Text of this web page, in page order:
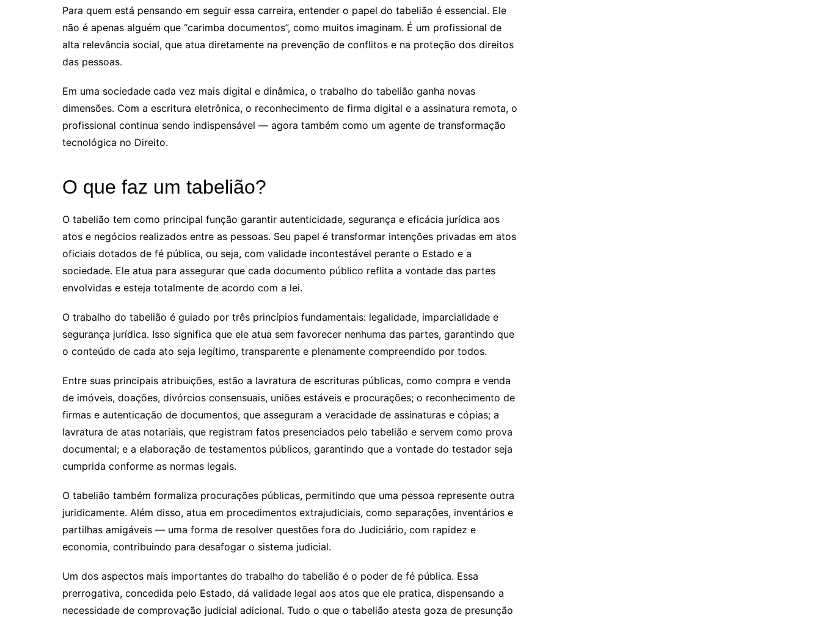
Para quem está pensando em seguir essa carreira, entender o papel do tabelião é essencial. Ele
não é apenas alguém que “carimba documentos”, como muitos imaginam. É um profissional de
alta relevância social, que atua diretamente na prevenção de conflitos e na proteção dos direitos
das pessoas.
Em uma sociedade cada vez mais digital e dinâmica, o trabalho do tabelião ganha novas
dimensões. Com a escritura eletrônica, o reconhecimento de firma digital e a assinatura remota, o
profissional continua sendo indispensável — agora também como um agente de transformação
tecnológica no Direito.
O que faz um tabelião?
O tabelião tem como principal função garantir autenticidade, segurança e eficácia jurídica aos
atos e negócios realizados entre as pessoas. Seu papel é transformar intenções privadas em atos
oficiais dotados de fé pública, ou seja, com validade incontestável perante o Estado e a
sociedade. Ele atua para assegurar que cada documento público reflita a vontade das partes
envolvidas e esteja totalmente de acordo com a lei.
O trabalho do tabelião é guiado por três princípios fundamentais: legalidade, imparcialidade e
segurança jurídica. Isso significa que ele atua sem favorecer nenhuma das partes, garantindo que
o conteúdo de cada ato seja legítimo, transparente e plenamente compreendido por todos.
Entre suas principais atribuições, estão a lavratura de escrituras públicas, como compra e venda
de imóveis, doações, divórcios consensuais, uniões estáveis e procurações; o reconhecimento de
firmas e autenticação de documentos, que asseguram a veracidade de assinaturas e cópias; a
lavratura de atas notariais, que registram fatos presenciados pelo tabelião e servem como prova
documental; e a elaboração de testamentos públicos, garantindo que a vontade do testador seja
cumprida conforme as normas legais.
O tabelião também formaliza procurações públicas, permitindo que uma pessoa represente outra
juridicamente. Além disso, atua em procedimentos extrajudiciais, como separações, inventários e
partilhas amigáveis — uma forma de resolver questões fora do Judiciário, com rapidez e
economia, contribuindo para desafogar o sistema judicial.
Um dos aspectos mais importantes do trabalho do tabelião é o poder de fé pública. Essa
prerrogativa, concedida pelo Estado, dá validade legal aos atos que ele pratica, dispensando a
necessidade de comprovação judicial adicional. Tudo o que o tabelião atesta goza de presunção